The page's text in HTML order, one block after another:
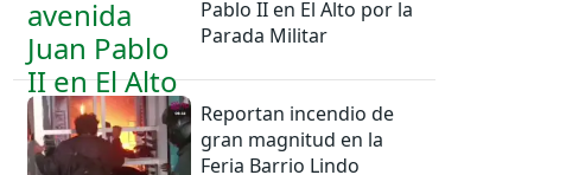
Pablo II en El Alto por la
Parada Militar
Reportan incendio de
gran magnitud en la
Feria Barrio Lindo